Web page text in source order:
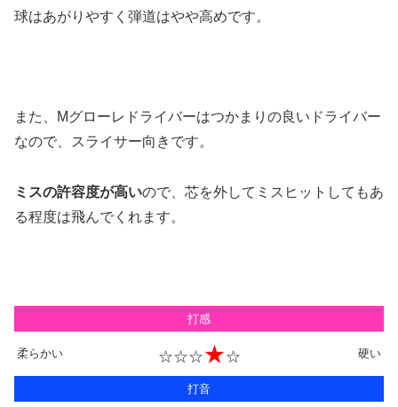
球はあがりやすく 弾道はやや高めです。
また、Mグローレドライバーはつかまりの良いドライバー
なので、 スライサー向き です。
ミスの許容度が高いので、 芯を外してミスヒットしてもあ
る程度は飛んでくれます。
打感
柔らかい ☆☆☆★☆ 硬い
打音